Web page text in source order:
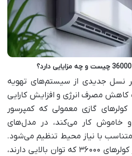
۳۶۰۰۰ اینورتر نسل جدیدی از سیستم‌های تهویه
مصرف انرژی و افزایش کارایی
گازی معمولی که کمپرسور
خاموش کار می‌کند، در مدل‌های
با نیاز محیط تنظیم می‌شود.
این ویژگی به‌خصوص در کولرهای ۳۶۰۰۰ که توان بالایی دارند،